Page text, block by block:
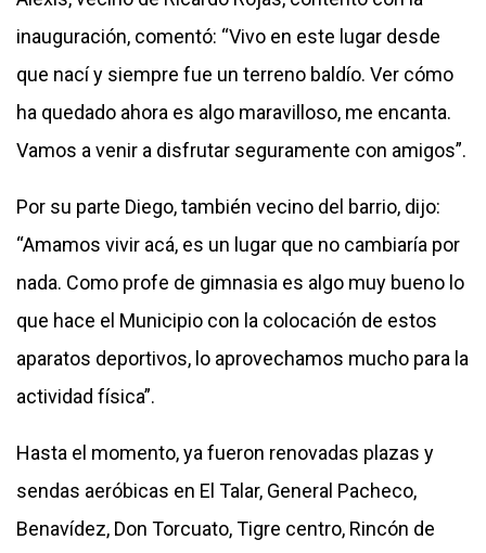
inauguración, comentó: “Vivo en este lugar desde
que nací y siempre fue un terreno baldío. Ver cómo
ha quedado ahora es algo maravilloso, me encanta.
Vamos a venir a disfrutar seguramente con amigos”.
Por su parte Diego, también vecino del barrio, dijo:
“Amamos vivir acá, es un lugar que no cambiaría por
nada. Como profe de gimnasia es algo muy bueno lo
que hace el Municipio con la colocación de estos
aparatos deportivos, lo aprovechamos mucho para la
actividad física”.
Hasta el momento, ya fueron renovadas plazas y
sendas aeróbicas en El Talar, General Pacheco,
Benavídez, Don Torcuato, Tigre centro, Rincón de